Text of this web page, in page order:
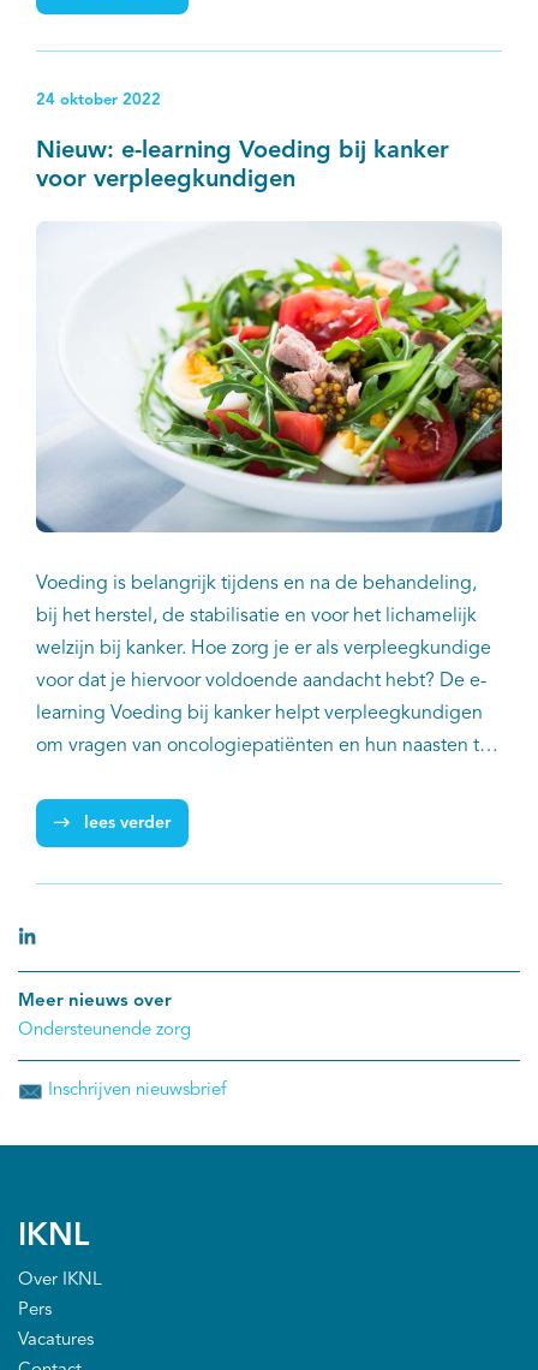
zorg voor volwassenen in de palliatieve fase
betrokken bij de richtlijnen palliatieve zorg, zo ook bij
deze handreiking. Deze is primair bedoeld voor
verpleegkundigen, zorgvrijwilligers en ouders of
24 oktober 2022
Nieuw: e-learning Voeding bij kanker
voor verpleegkundigen
Voeding is belangrijk tijdens en na de behandeling,
bij het herstel, de stabilisatie en voor het lichamelijk
welzijn bij kanker. Hoe zorg je er als verpleegkundige
voor dat je hiervoor voldoende aandacht hebt? De e-
learning Voeding bij kanker helpt verpleegkundigen
om vragen van oncologiepatiënten en hun naasten te
handvatten hoe zij kunnen signaleren of en wanneer
ondersteuning bij voeding nodig is.
lees verder
Meer nieuws over
Ondersteunende zorg
Inschrijven nieuwsbrief
IKNL
Over IKNL
Pers
Vacatures